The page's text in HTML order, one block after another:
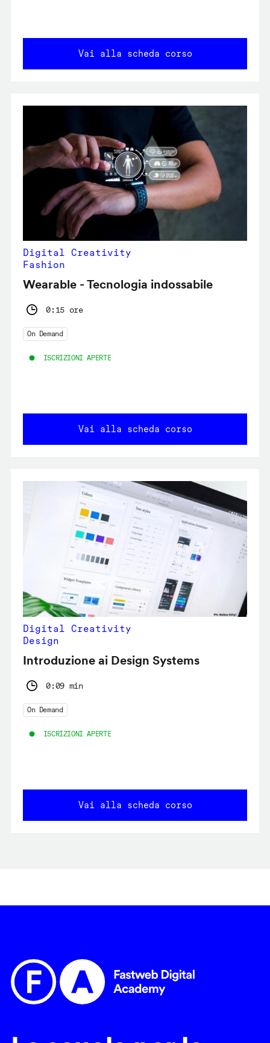
Vai alla scheda corso
Digital Creativity
Fashion
Wearable - Tecnologia indossabile
0:15 ore
On Demand
ISCRIZIONI APERTE
Vai alla scheda corso
Digital Creativity
Design
Introduzione ai Design Systems
0:09 min
On Demand
ISCRIZIONI APERTE
Vai alla scheda corso